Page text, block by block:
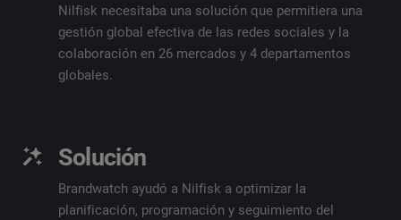
Nilfisk necesitaba una solución que permitiera una
gestión global efectiva de las redes sociales y la
colaboración en 26 mercados y 4 departamentos
globales.
Solución
Brandwatch ayudó a Nilfisk a optimizar la
planificación, programación y seguimiento del